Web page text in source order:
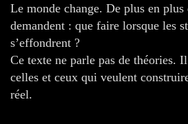
Le monde change. De plus en plus
demandent : que faire lorsque les
s’effondrent ?
Ce texte ne parle pas de théories.
celles et ceux qui veulent
réel.